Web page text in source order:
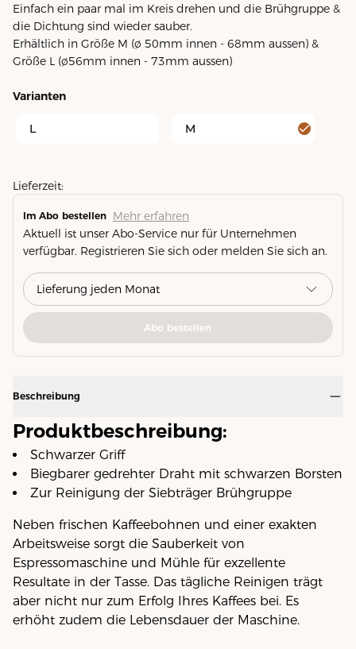
Einfach ein paar mal im Kreis drehen und die Brühgruppe &
die Dichtung sind wieder sauber.
Erhältlich in Größe M (ø 50mm innen - 68mm aussen) &
Größe L (ø56mm innen - 73mm aussen)
Varianten
L M
Lieferzeit:
Im Abo bestellen Mehr erfahren
Aktuell ist unser Abo-Service nur für Unternehmen
verfügbar. Registrieren Sie sich oder melden Sie sich an.
Abo bestellen
Beschreibung
Produktbeschreibung:
Schwarzer Griff
Biegbarer gedrehter Draht mit schwarzen Borsten
Zur Reinigung der Siebträger Brühgruppe
Neben frischen Kaffeebohnen und einer exakten
Arbeitsweise sorgt die Sauberkeit von
Espressomaschine und Mühle für exzellente
Resultate in der Tasse. Das tägliche Reinigen trägt
aber nicht nur zum Erfolg Ihres Kaffees bei. Es
erhöht zudem die Lebensdauer der Maschine.